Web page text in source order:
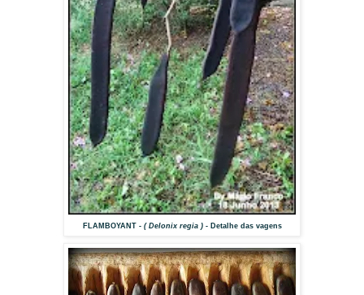
FLAMBOYANT- ( Delonix regia ) - Detalhe das vagens